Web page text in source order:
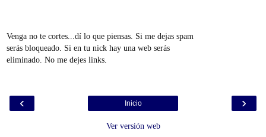
Venga no te cortes...dí lo que piensas. Si me dejas spam
serás bloqueado. Si en tu nick hay una web serás
eliminado. No me dejes links.
‹ ›
Inicio
Ver versión web